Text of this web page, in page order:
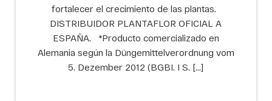
fortalecer el crecimiento de las plantas.
DISTRIBUIDOR PLANTAFLOR OFICIAL A
ESPAÑA. *Producto comercializado en
Alemania según la Düngemittelverordnung vom
5. Dezember 2012 (BGBI. I S. […]